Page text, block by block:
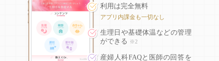
利用は完全無料
アプリ内課金も一切なし
生理日や基礎体温などの管理
ができる
※2
産婦人科FAQと医師の回答を